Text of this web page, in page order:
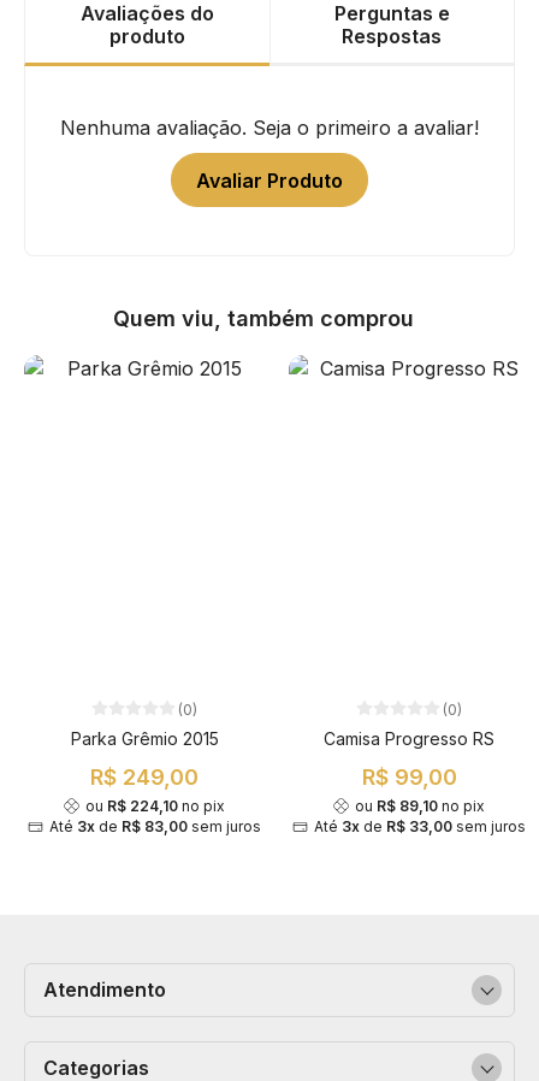
Avaliações do
produto
Perguntas e
Respostas
Nenhuma avaliação. Seja o primeiro a avaliar!
Avaliar Produto
Quem viu, também comprou
(0)
Parka Grêmio 2015
R$ 249,00
ou R$ 224,10 no pix
Até 3x de R$ 83,00 sem juros
(0)
Camisa Progresso RS
R$ 99,00
ou R$ 89,10 no pix
Até 3x de R$ 33,00 sem juros
Categorias
Atendimento